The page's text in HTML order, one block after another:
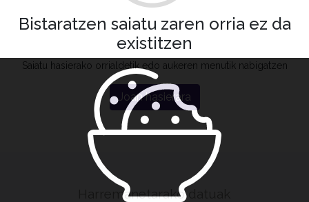
Bistaratzen saiatu zaren orria ez da
existitzen
Saiatu hasierako orrialdetik edo aukeren menutik nabigatzen
Joan hasierara
Harremanetarako datuak